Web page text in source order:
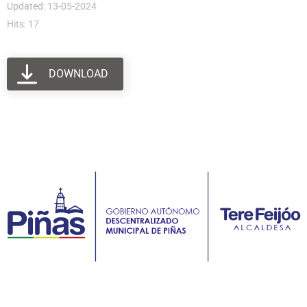
Updated: 13-05-2024
Hits: 17
DOWNLOAD